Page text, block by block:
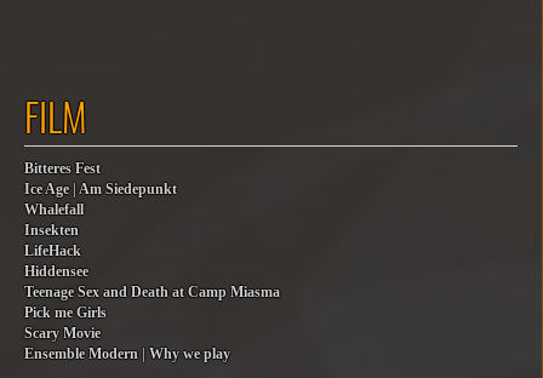
FILM
Bitteres Fest
Ice Age | Am Siedepunkt
Whalefall
Insekten
LifeHack
Hiddensee
Teenage Sex and Death at Camp Miasma
Pick me Girls
Scary Movie
Ensemble Modern | Why we play